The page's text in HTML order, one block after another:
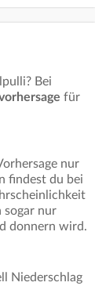
Bei
für
nur
findest du bei
sogar nur
donnern wird.
Niederschlag